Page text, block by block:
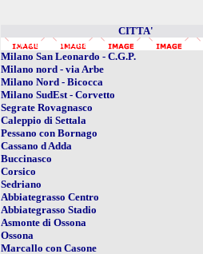
CITTA'
- Provincia di Milano
Milano San Leonardo - C.G.P.
Milano nord - via Arbe
Milano Nord - Bicocca
Milano SudEst - Corvetto
Segrate Rovagnasco
Caleppio di Settala
Pessano con Bornago
Cassano d Adda
Buccinasco
Corsico
Sedriano
Abbiategrasso Centro
Abbiategrasso Stadio
Asmonte di Ossona
Ossona
Marcallo con Casone